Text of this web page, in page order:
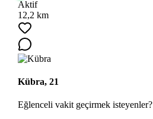
Aktif
12,2 km
Kübra, 21
Eğlenceli vakit geçirmek isteyenler?